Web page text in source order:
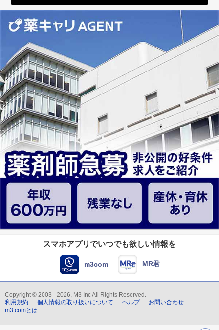
スマホアプリでいつでも欲しい情報を
m3com MR君
Copyright © 2003 - 2026, M3 Inc All Rights Reserved.
利用規約
個人情報の取り扱いについて ヘルプ
お問い合わせ
m3.comとは